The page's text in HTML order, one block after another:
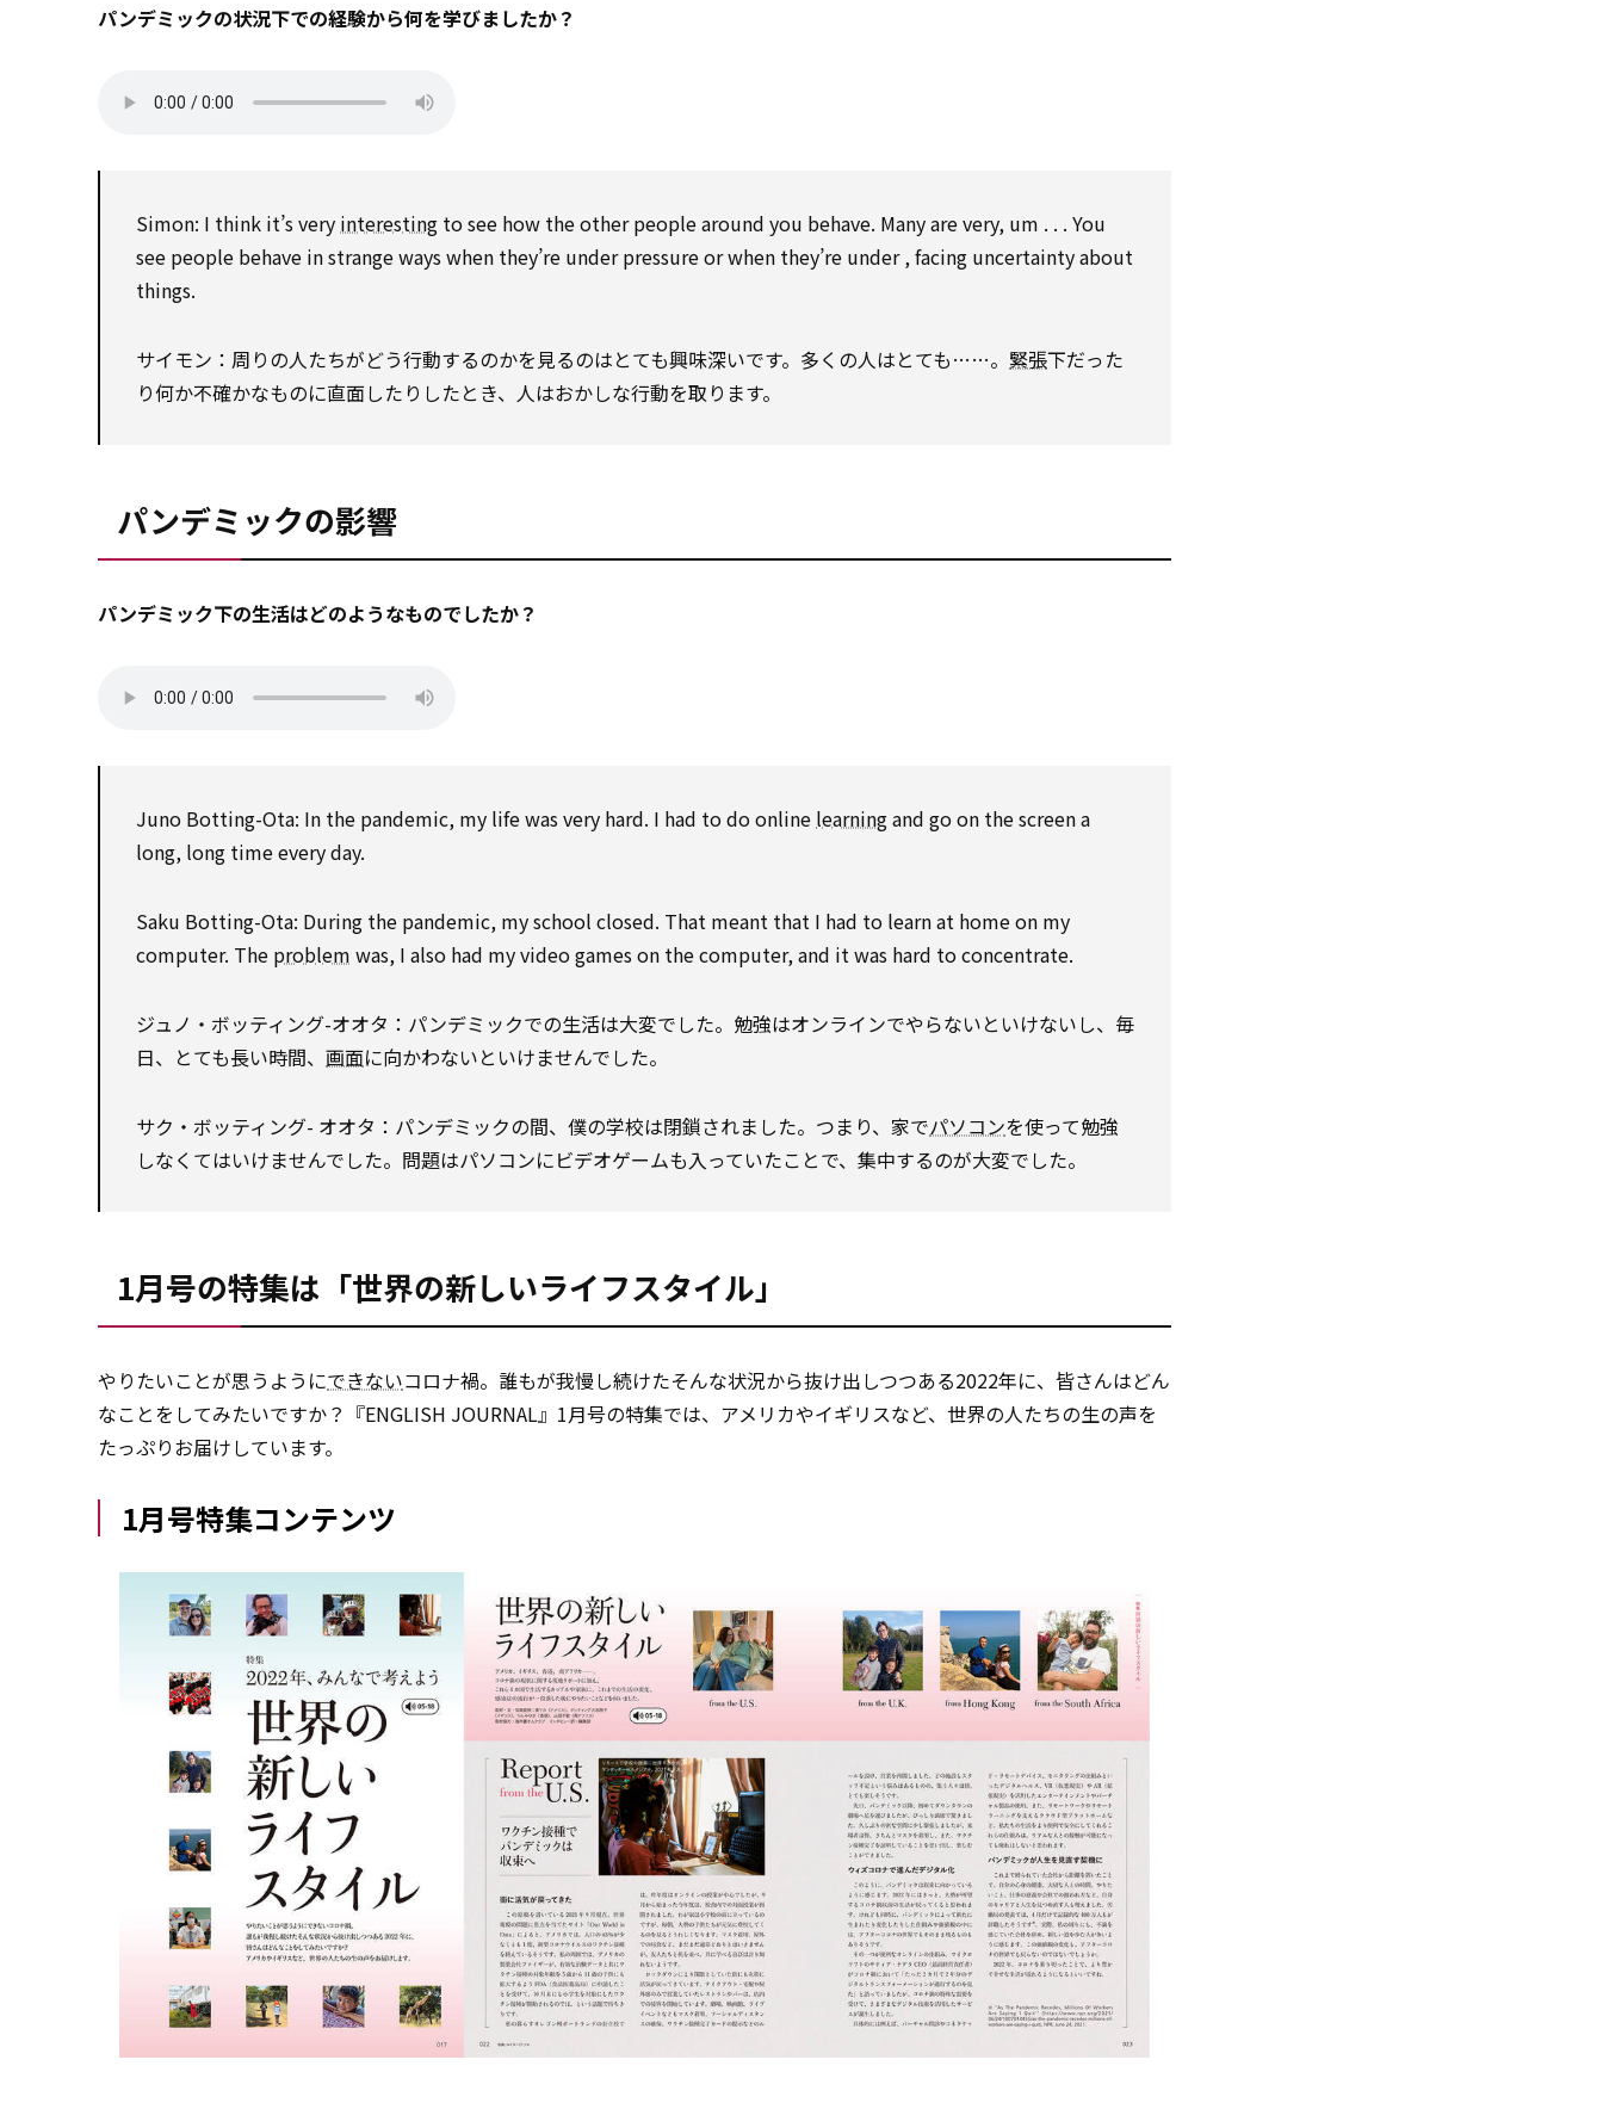
パンデミックの状況下での経験から何を学びましたか？
Simon: I think it’s very interesting to see how the other people around you behave. Many are very, um . . . You
see people behave in strange ways when they’re under pressure or when they’re under , facing uncertainty about
things.
サイモン：周りの人たちがどう行動するのかを見るのはとても興味深いです。多くの人はとても……。 緊張下だった
り何か不確かなものに直面したりしたとき、人はおかしな行動を取ります。
パンデミックの影響
パンデミック下の生活はどのようなものでしたか？
Juno Botting-Ota: In the pandemic, my life was very hard. I had to do online learningand go on the screen a
long, long time every day.
Saku Botting-Ota: During the pandemic, my school closed. That meant that I had to learn at home on my
computer. The problem was, I also had my video games on the computer, and it was hard to concentrate.
ジュノ・ボッティング-オオタ：パンデミックでの生活は大変でした。勉強はオンラインでやらないといけないし、毎
日、とても長い時間、 画面に向かわないといけませんでした。
サク・ボッティング- オオタ：パンデミックの間、僕の学校は閉鎖されました。つまり、家でパソコンを使って勉強
しなくてはいけませんでした。問題はパソコンにビデオゲームも入っていたことで、集中するのが大変でした。
1月号の特集は「世界の新しいライフスタイル」
やりたいことが思うようにできないコロナ禍。誰もが我慢し続けたそんな状況から抜け出しつつある2022年に、皆さんはどん
なことをしてみたいですか？『ENGLISH JOURNAL』1月号の特集では、アメリカやイギリスなど、世界の人たちの生の声を
たっぷりお届けしています。
1月号特集コンテンツ